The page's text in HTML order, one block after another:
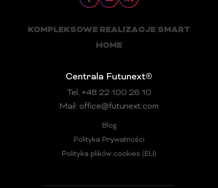
KOMPLEKSOWE REALIZACJE SMART
HOME
Centrala Futunext®
Tel. +48 22 100 26 10
Mail: office@futunext.com
Blog
Polityka Prywatności
Polityka plików cookies (EU)